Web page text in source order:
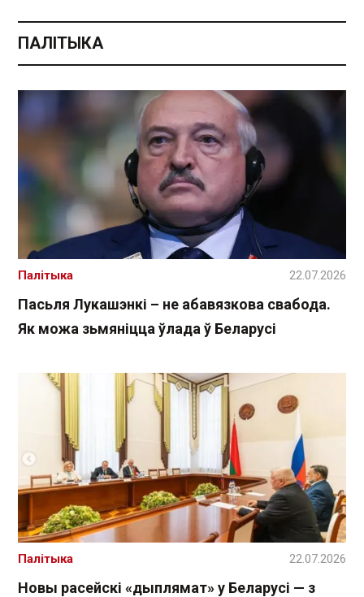
ПАЛІТЫКА
Пасьля Лукашэнкі – не абавязкова свабода.
Як можа зьмяніцца ўлада ў Беларусі
Палітыка 22.07.2026
Новы расейскі «дыплямат» у Беларусі — з
Палітыка 22.07.2026